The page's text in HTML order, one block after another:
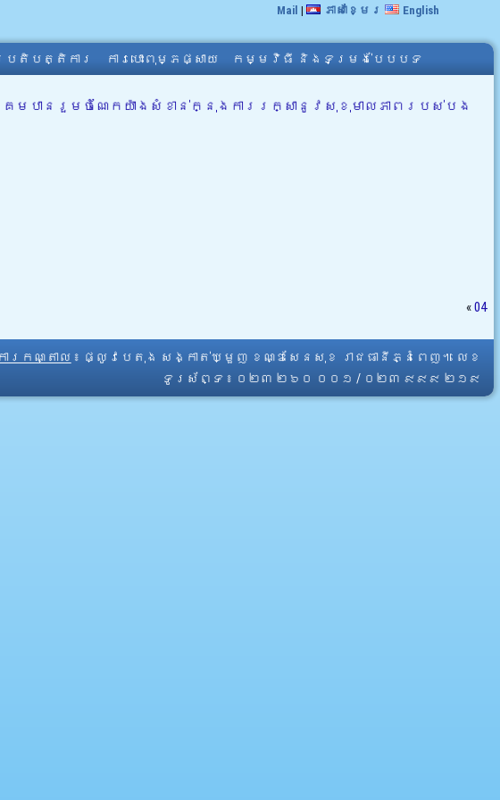
Mail | ភាសាខ្មែរ English
តិបត្តិការ ការបោះពុម្ភផ្សាយ កម្មវិធី និងទម្រង់បែបបទ
ានរួមចំណែកយ៉ាងសំខាន់ក្នុងការរក្សានូវសុខុមាលភាពរបស់បង
«04
ារកណ្តាល ៖ ផ្លូវបេតុង សង្កាត់ឃ្មួញ ខណ្ឌសែនសុខ រាជធានីភ្នំពេញ។ លេខ
ទូរស័ព្ទ ៖ ០២៣ ២៦០ ០០១ / ០២៣ ៩៩៩ ២១៩